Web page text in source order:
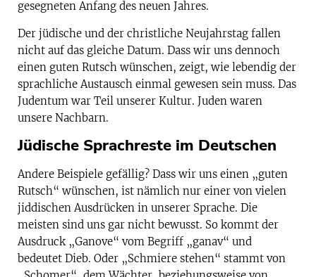
gesegneten Anfang des neuen Jahres.
Der jüdische und der christliche Neujahrstag fallen
nicht auf das gleiche Datum. Dass wir uns dennoch
einen guten Rutsch wünschen, zeigt, wie lebendig der
sprachliche Austausch einmal gewesen sein muss. Das
Judentum war Teil unserer Kultur. Juden waren
unsere Nachbarn.
Jüdische Sprachreste im Deutschen
Andere Beispiele gefällig? Dass wir uns einen „guten
Rutsch“ wünschen, ist nämlich nur einer von vielen
jiddischen Ausdrücken in unserer Sprache. Die
meisten sind uns gar nicht bewusst. So kommt der
Ausdruck „Ganove“ vom Begriff „ganav“ und
bedeutet Dieb. Oder „Schmiere stehen“ stammt von